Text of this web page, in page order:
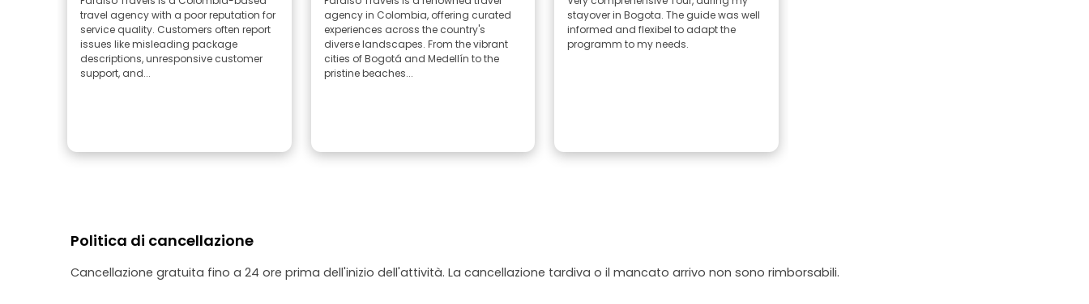
travel agency with a poor reputation for
service quality. Customers often report
issues like misleading package
descriptions, unresponsive customer
support, and...
agency in Colombia, offering curated
experiences across the country's
diverse landscapes. From the vibrant
cities of Bogotá and Medellín to the
pristine beaches...
stayover in Bogota. The guide was well
informed and flexibel to adapt the
programm to my needs.
Politica di cancellazione
Cancellazione gratuita fino a 24 ore prima dell'inizio dell'attività. La cancellazione tardiva o il mancato arrivo non sono rimborsabili.